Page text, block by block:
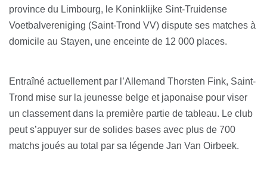
province du Limbourg, le Koninklijke Sint-Truidense
Voetbalvereniging (Saint-Trond VV) dispute ses matches à
domicile au Stayen, une enceinte de 12 000 places.
Entraîné actuellement par l’Allemand Thorsten Fink, Saint-
Trond mise sur la jeunesse belge et japonaise pour viser
un classement dans la première partie de tableau. Le club
peut s’appuyer sur de solides bases avec plus de 700
matchs joués au total par sa légende Jan Van Oirbeek.